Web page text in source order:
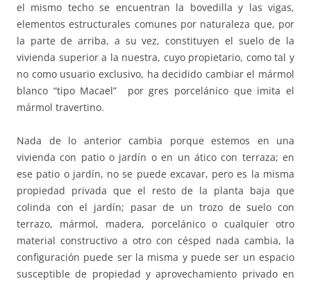
el mismo techo se encuentran la bovedilla y las vigas,
elementos estructurales comunes por naturaleza que, por
la parte de arriba, a su vez, constituyen el suelo de la
vivienda superior a la nuestra, cuyo propietario, como tal y
no como usuario exclusivo, ha decidido cambiar el mármol
blanco “tipo Macael” por gres porcelánico que imita el
mármol travertino.
Nada de lo anterior cambia porque estemos en una
vivienda con patio o jardín o en un ático con terraza; en
ese patio o jardín, no se puede excavar, pero es la misma
propiedad privada que el resto de la planta baja que
colinda con el jardín; pasar de un trozo de suelo con
terrazo, mármol, madera, porcelánico o cualquier otro
material constructivo a otro con césped nada cambia, la
configuración puede ser la misma y puede ser un espacio
susceptible de propiedad y aprovechamiento privado en